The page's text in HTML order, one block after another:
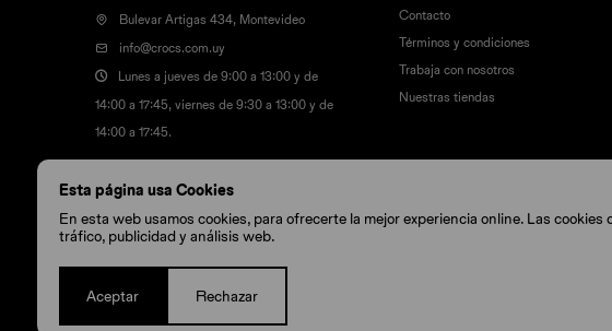
Esta página usa Cookies
En esta web usamos cookies, para ofrecerte la mejor experiencia online. Las
tráfico, publicidad y análisis web.
Aceptar Rechazar
Bulevar Artigas 434, Montevideo
info@crocs.com.uy
Lunes a jueves de 9:00 a 13:00 y de
14:00 a 17:45, viernes de 9:30 a 13:00 y de
14:00 a 17:45.
Contacto
Términos y condiciones
Trabaja con nosotros
Nuestras tiendas
© Copyright 2026 / Crocs